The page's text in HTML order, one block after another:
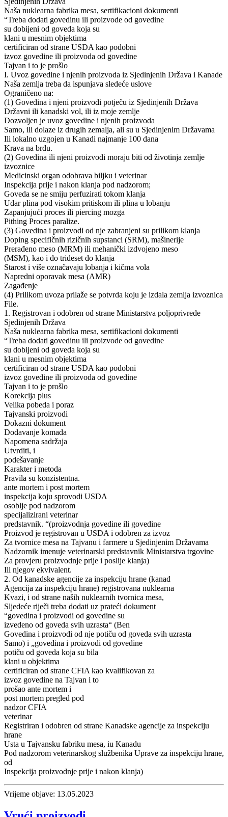
Naša nuklearna fabrika mesa, sertifikacioni dokumenti
“Treba dodati govedinu ili proizvode od govedine
su dobijeni od goveda koja su
klani u mesnim objektima
certificiran od strane USDA kao podobni
izvoz govedine ili proizvoda od govedine
Tajvan i to je prošlo
I. Uvoz govedine i njenih proizvoda iz Sjedinjenih Država i Kanade
Naša zemlja treba da ispunjava sledeće uslove
Ograničeno na:
(1) Govedina i njeni proizvodi potječu iz Sjedinjenih Država
Državni ili kanadski vol, ili iz moje zemlje
Dozvoljen je uvoz govedine i njenih proizvoda
Samo, ili dolaze iz drugih zemalja, ali su u Sjedinjenim Državama
Ili lokalno uzgojen u Kanadi najmanje 100 dana
Krava na brdu.
(2) Govedina ili njeni proizvodi moraju biti od životinja zemlje
izvoznice
Medicinski organ odobrava biljku i veterinar
Inspekcija prije i nakon klanja pod nadzorom;
Goveda se ne smiju perfuzirati tokom klanja
Udar plina pod visokim pritiskom ili plina u lobanju
Zapanjujući proces ili piercing mozga
Pithing Proces paralize.
(3) Govedina i proizvodi od nje zabranjeni su prilikom klanja
Doping specifičnih rizičnih supstanci (SRM), mašinerije
Prerađeno meso (MRM) ili mehanički izdvojeno meso
(MSM), kao i do trideset do klanja
Starost i više označavaju lobanja i kičma vola
Napredni oporavak mesa (AMR)
Zagađenje
(4) Prilikom uvoza prilaže se potvrda koju je izdala zemlja izvoznica
File.
1. Registrovan i odobren od strane Ministarstva poljoprivrede
Sjedinjenih Država
Naša nuklearna fabrika mesa, sertifikacioni dokumenti
“Treba dodati govedinu ili proizvode od govedine
su dobijeni od goveda koja su
klani u mesnim objektima
certificiran od strane USDA kao podobni
izvoz govedine ili proizvoda od govedine
Tajvan i to je prošlo
Korekcija plus
Velika pobeda i poraz
Tajvanski proizvodi
Dokazni dokument
Dodavanje komada
Napomena sadržaja
Utvrditi, i
podešavanje
Karakter i metoda
Pravila su konzistentna.
ante mortem i post mortem
inspekcija koju sprovodi USDA
osoblje pod nadzorom
specijalizirani veterinar
predstavnik. “(proizvodnja govedine ili govedine
Proizvod je registrovan u USDA i odobren za izvoz
Za tvornice mesa na Tajvanu i farmere u Sjedinjenim Državama
Nadzornik imenuje veterinarski predstavnik Ministarstva trgovine
Za provjeru proizvodnje prije i poslije klanja)
Ili njegov ekvivalent.
2. Od kanadske agencije za inspekciju hrane (kanad
Agencija za inspekciju hrane) registrovana nuklearna
Kvazi, i od strane naših nuklearnih tvornica mesa,
Sljedeće riječi treba dodati uz prateći dokument
“govedina i proizvodi od govedine su
izvedeno od goveda svih uzrasta“ (Ben
Govedina i proizvodi od nje potiču od goveda svih uzrasta
Samo) i „govedina i proizvodi od govedine
potiču od goveda koja su bila
klani u objektima
certificiran od strane CFIA kao kvalifikovan za
izvoz govedine na Tajvan i to
prošao ante mortem i
post mortem pregled pod
nadzor CFIA
veterinar
Registriran i odobren od strane Kanadske agencije za inspekciju
hrane
Usta u Tajvansku fabriku mesa, iu Kanadu
Pod nadzorom veterinarskog službenika Uprave za inspekciju hrane,
od
Inspekcija proizvodnje prije i nakon klanja)
Vrijeme objave: 13.05.2023